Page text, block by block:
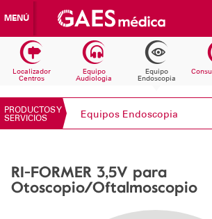
MENÚ
Localizador
Centros
Equipo
Audiologia
Equipo
Endoscopia
PRODUCTOS Y
SERVICIOS
Equipos Endoscopia
Equipos Audiología
RI-FORMER 3,5V para
Otoscopio/Oftalmoscopio